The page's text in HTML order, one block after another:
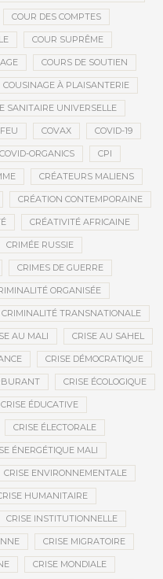
COUR DES COMPTES
COUR SUPRÊME
COURS DE SOUTIEN
COUSINAGE À PLAISANTERIE
SANITAIRE UNIVERSELLE
COVAX COVID-19
COVID-ORGANICS CPI
CRÉATEURS MALIENS
CRÉATION CONTEMPORAINE
CRÉATIVITÉ AFRICAINE
CRIMÉE RUSSIE
CRIMES DE GUERRE
ORGANISÉE
CRIMINALITÉ TRANSNATIONALE
AU MALI CRISE AU SAHEL
CRISE DÉMOCRATIQUE
CRISE ÉCOLOGIQUE
CRISE ÉDUCATIVE
CRISE ÉLECTORALE
ÉNERGÉTIQUE MALI
CRISE ENVIRONNEMENTALE
HUMANITAIRE
CRISE INSTITUTIONNELLE
CRISE MIGRATOIRE
CRISE MONDIALE